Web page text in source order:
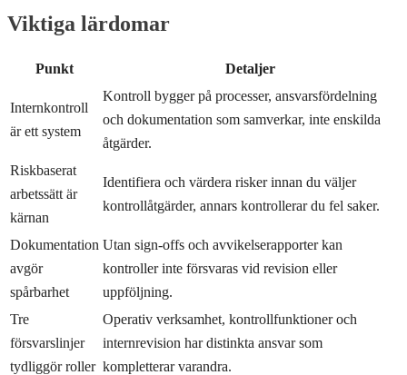
Viktiga lärdomar
Punkt Detaljer
Internkontroll
är ett system
Kontroll bygger på processer, ansvarsfördelning
och dokumentation som samverkar, inte enskilda
åtgärder.
Riskbaserat
arbetssätt är
kärnan
Identifiera och värdera risker innan du väljer
kontrollåtgärder, annars kontrollerar du fel saker.
Dokumentation
avgör
spårbarhet
Utan sign-offs och avvikelserapporter kan
kontroller inte försvaras vid revision eller
uppföljning.
Tre
försvarslinjer
tydliggör roller
Operativ verksamhet, kontrollfunktioner och
internrevision har distinkta ansvar som
kompletterar varandra.